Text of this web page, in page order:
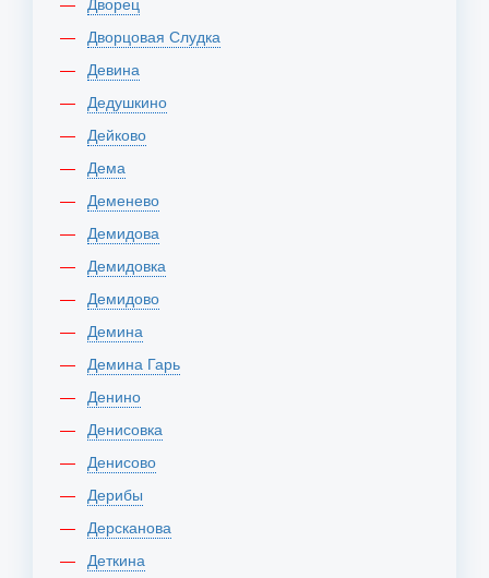
Дворцовая Слудка
Девина
Дедушкино
Дейково
Дема
Деменево
Демидова
Демидовка
Демидово
Демина
Демина Гарь
Денино
Денисовка
Денисово
Дерибы
Дерсканова
Деткина